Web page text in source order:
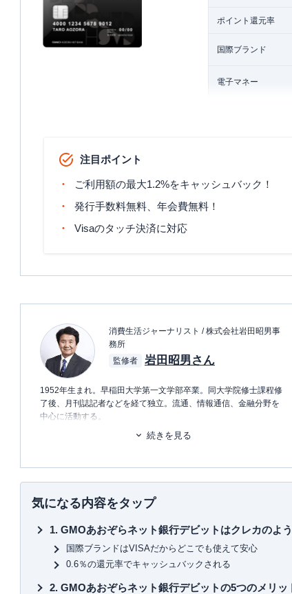
ポイント還元率
国際ブランド
電子マネー
ポイント名
注目ポイント
ご利用額の最大1.2%をキャッシュバック！
発行手数料無料、年会費無料！
Visaのタッチ決済に対応
消費生活ジャーナリスト / 株式会社岩田昭男事
務所
監修者
岩田昭男さん
1952年生まれ。早稲田大学第一文学部卒業。同大学院修士課程修
了後、月刊誌記者などを経て独立。流通、情報通信、金融分野を
中心に活動する。
主力はクレジットカード＆電子マネーの研究で、すでに30年間に
主な著書としては、
「Suica一人勝ちの秘密」（中経出版・現カドカワ）
「
信用偏差値」（文春新書）
クレジットカード・サバイバル戦争」（ダイヤモンド社）
「ドコモが銀行になる日」（ＰＨＰ）
また、クレジットカードのムックも50冊以上監修しキャッシュレ
続きを見る
気になる内容をタップ
GMOあおぞらネット銀行デビットはクレカのよ
国際ブランドはVISAだからどこでも使えて安心
0.6％の還元率でキャッシュバックされる
GMOあおぞらネット銀行デビットの5つのメリッ